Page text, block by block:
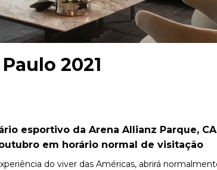
2021
esportivo da Arena Allianz Parque,
em horário normal de visitação
do viver das Américas, abrirá